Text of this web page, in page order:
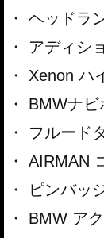
ヘッドラ
アディシ
Xenon ハ
BMWナビ
フルード
AIRMAN
ピンバッ
BMW ア